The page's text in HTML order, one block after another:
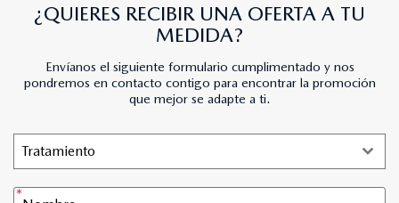
¿QUIERES RECIBIR UNA OFERTA A TU
MEDIDA?
Envíanos el siguiente formulario cumplimentado y nos
pondremos en contacto contigo para encontrar la promoción
que mejor se adapte a ti.
Tratamiento